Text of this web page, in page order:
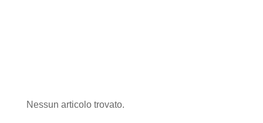
Nessun articolo trovato.